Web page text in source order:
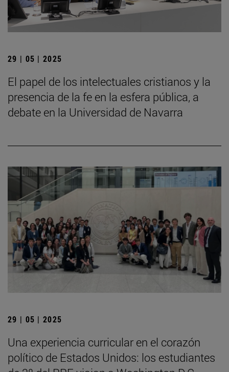
29 | 05 | 2025
El papel de los intelectuales cristianos y la
presencia de la fe en la esfera pública, a
debate en la Universidad de Navarra
29 | 05 | 2025
Una experiencia curricular en el corazón
político de Estados Unidos: los estudiantes